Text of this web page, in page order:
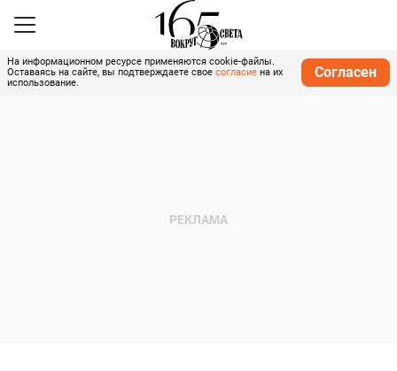
На информационном ресурсе применяются cookie-файлы.
Оставаясь на сайте, вы подтверждаете свое согласие на их
использование.
Согласен